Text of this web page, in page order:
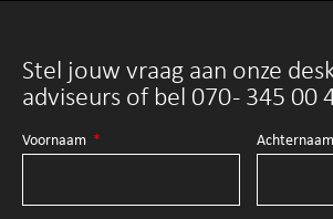
Stel jouw vraag aan onze
adviseurs of bel 070 - 345 00
Voornaam Achternaam